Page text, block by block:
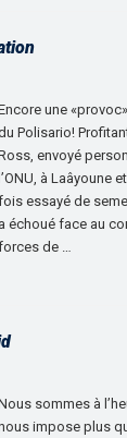
une
Polisario!
envoyé
l’ONU, à Laâyoune
essayé de
a échoué face au
de …
sommes à
impose plus